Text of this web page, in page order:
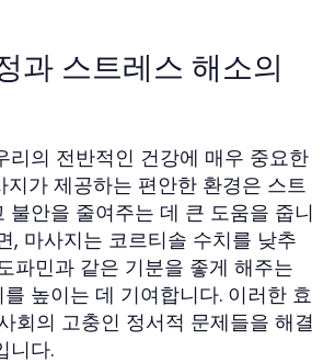
과 스트레스 해소의
리의 전반적인 건강에 매우 중요한
지가 제공하는 편안한 환경은 스트
불안을 줄여주는 데 큰 도움을 줍니
, 마사지는 코르티솔 수치를 낮추
파민과 같은 기분을 좋게 해주는
높이는 데 기여합니다. 이러한 효
회의 고충인 정서적 문제들을 해결
니다.